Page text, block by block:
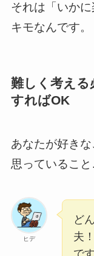
それは「いか
キモなんです。
難しく考える
すればOK
あなたが好き
思っているこ
ヒデ
ど
夫
で